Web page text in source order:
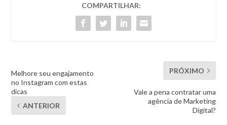
COMPARTILHAR:
Melhore seu engajamento
no Instagram com estas
dicas
ANTERIOR
PRÓXIMO
Vale a pena contratar uma
agência de Marketing
Digital?